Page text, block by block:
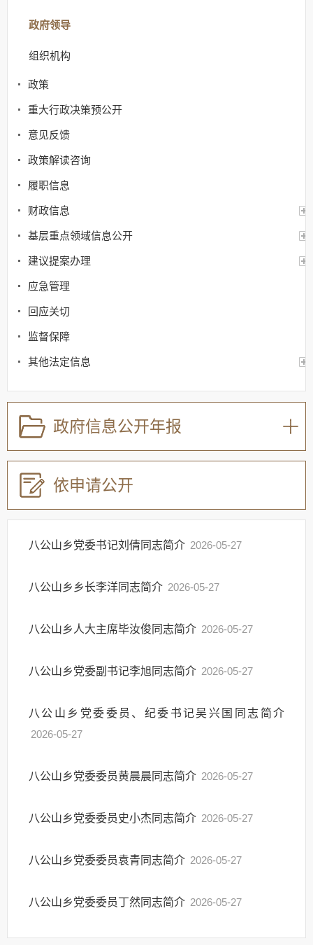
政府领导
组织机构
政策
重大行政决策预公开
意见反馈
政策解读咨询
履职信息
财政信息
基层重点领域信息公开
建议提案办理
应急管理
回应关切
监督保障
其他法定信息
政府信息公开年报
依申请公开
八公山乡党委书记刘倩同志简介 2026-05-27
八公山乡乡长李洋同志简介 2026-05-27
八公山乡人大主席毕汝俊同志简介 2026-05-27
八公山乡党委副书记李旭同志简介 2026-05-27
八公山乡党委委员、纪委书记吴兴国同志简介
2026-05-27
八公山乡党委委员黄晨晨同志简介 2026-05-27
八公山乡党委委员史小杰同志简介 2026-05-27
八公山乡党委委员袁青同志简介 2026-05-27
八公山乡党委委员丁然同志简介 2026-05-27